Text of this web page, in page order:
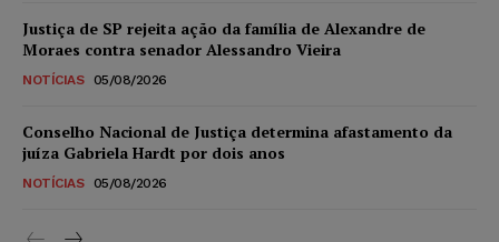
Justiça de SP rejeita ação da família de Alexandre de
Moraes contra senador Alessandro Vieira
NOTÍCIAS 05/08/2026
Conselho Nacional de Justiça determina afastamento da
juíza Gabriela Hardt por dois anos
NOTÍCIAS 05/08/2026